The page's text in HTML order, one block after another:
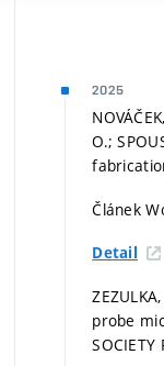
2025
O.;
Článek
Detail
probe
SOCIETY